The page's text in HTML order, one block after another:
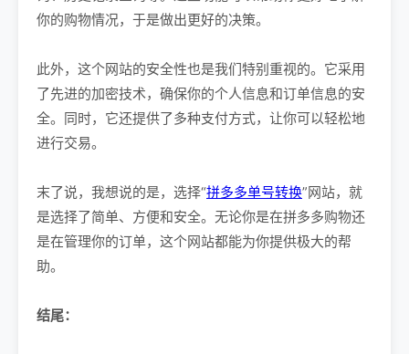
你的购物情况，于是做出更好的决策。
此外，这个网站的安全性也是我们特别重视的。它采用
了先进的加密技术，确保你的个人信息和订单信息的安
全。同时，它还提供了多种支付方式，让你可以轻松地
进行交易。
末了说，我想说的是，选择“拼多多单号转换”网站，就
是选择了简单、方便和安全。无论你是在拼多多购物还
是在管理你的订单，这个网站都能为你提供极大的帮
助。
结尾：